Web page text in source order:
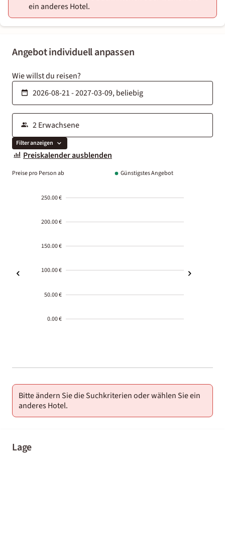
Angebot individuell anpassen
Wie willst du reisen?
Filter anzeigen
Preiskalender ausblenden
Preise pro Person ab Günstigstes Angebot
250.00 €
200.00 €
150.00 €
100.00 €
50.00 €
0.00 €
01-02
Bitte ändern Sie die Suchkriterien oder wählen Sie ein
anderes Hotel.
Lage
ein anderes Hotel.